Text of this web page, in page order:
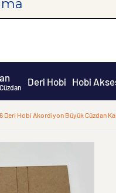
Deri Hobi Hobi
Deri Hobi Akordiyon Büyük Cüzdan